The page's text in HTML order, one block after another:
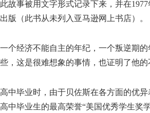
此故事被用文字形式记录下来，并在
出版（此书从未列入亚马逊网上书店）。
一个经济不能自主的年纪，一个叛逆期
些，这是很难想象的事情，也证明了他的
高中毕业时，由于贝佐斯在各方面的优异
高中毕业生的最高荣誉“美国优秀学生奖学